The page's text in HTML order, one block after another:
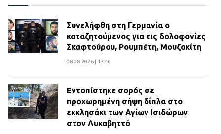
Συνελήφθη στη Γερμανία ο
καταζητούμενος για τις δολοφονίες
Σκαφτούρου, Ρουμπέτη, Μουζακίτη
08.08.2026 | 13:40
Εντοπίστηκε σορός σε
προχωρημένη σήψη δίπλα στο
εκκλησάκι των Αγίων Ισιδώρων
στον Λυκαβηττό